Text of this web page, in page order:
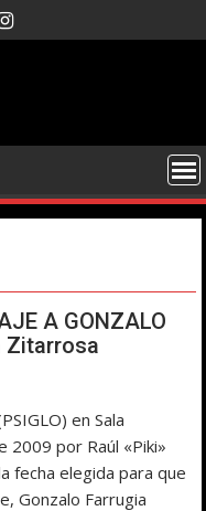
A GONZALO
Zitarrosa
en Sala
2009 por Raúl «Piki»
fecha elegida para que
Gonzalo Farrugia